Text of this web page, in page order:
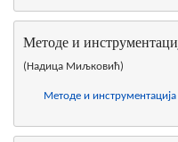
Методе и
(Надица Миљковић)
Методе и